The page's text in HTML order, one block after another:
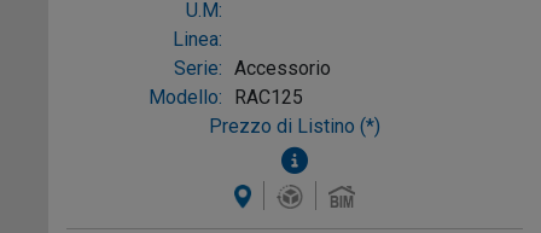
U.M:
Linea:
Serie: Accessorio
Modello:
RAC125
Prezzo di Listino (*)